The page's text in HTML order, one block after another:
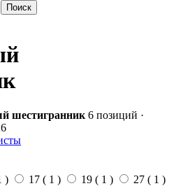
шестигранник 6 позиций ·
) 17 ( 1 ) 19 ( 1 ) 27 ( 1 )